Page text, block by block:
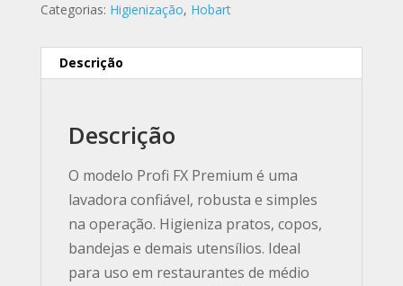
Categorias: Higienização, Hobart
Descrição
Descrição
O modelo Profi FX Premium é uma
lavadora confiável, robusta e simples
na operação. Higieniza pratos, copos,
bandejas e demais utensílios. Ideal
para uso em restaurantes de médio